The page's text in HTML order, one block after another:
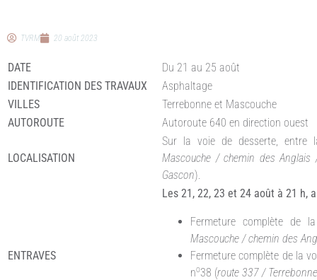
TVRM 20 août 2023
DATE
Du 21 au 25 août
IDENTIFICATION DES TRAVAUX
Asphaltage
VILLES
Terrebonne et Mascouche
AUTOROUTE
Autoroute 640 en direction ouest
LOCALISATION
Sur la voie de desserte, entre
Mascouche / chemin des Anglais
Gascon).
ENTRAVES
Les 21, 22, 23 et 24 août à 21 h,
Fermeture complète de
Mascouche / chemin des
Fermeture complète de la
no38 (route 337 /